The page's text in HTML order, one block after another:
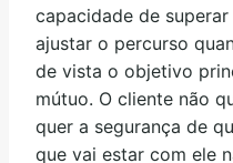
capacidade de
ajustar o percurso
de vista o objetivo
mútuo. O cliente não
quer a segurança de
que vai estar com ele